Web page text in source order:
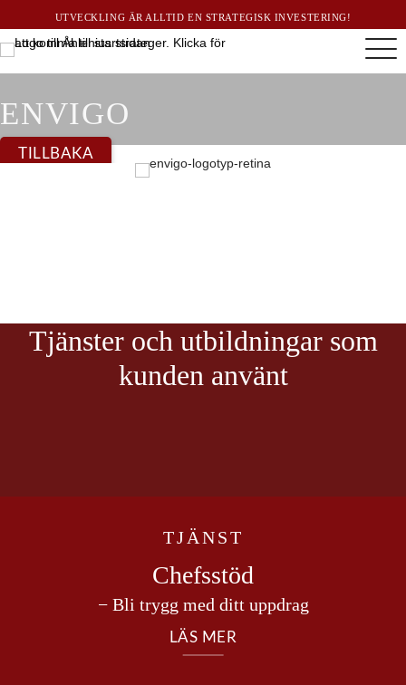
UTVECKLING ÄR ALLTID EN STRATEGISK INVESTERING!
ENVIGO
TILLBAKA
Tjänster och utbildningar som
kunden använt
TJÄNST
Chefsstöd
− Bli trygg med ditt uppdrag
LÄS MER